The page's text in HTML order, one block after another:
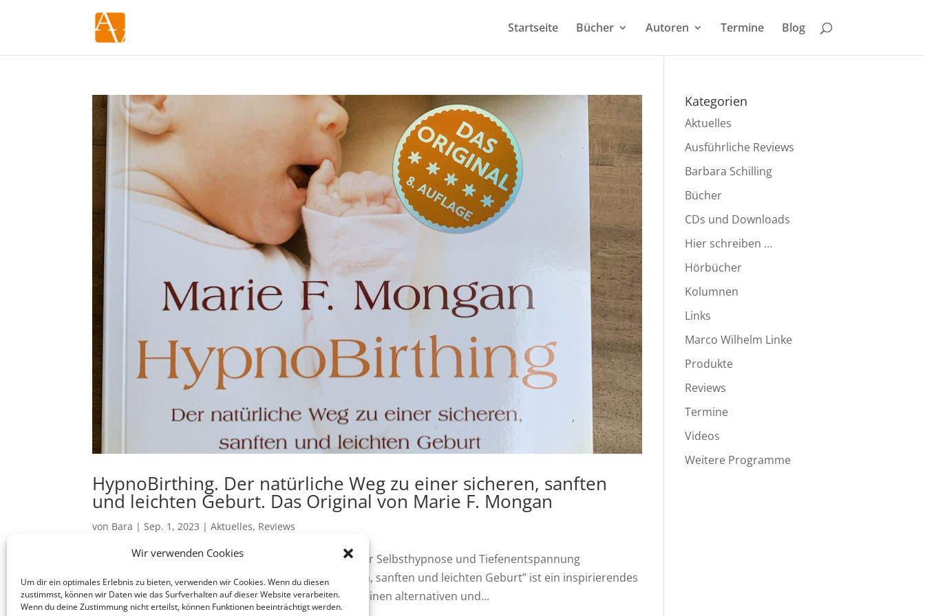
Wir verwenden Cookies
Um dir ein optimales Erlebnis zu bieten, verwenden wir Cookies. Wenn du diesen
zustimmst, können wir Daten wie das Surfverhalten auf dieser Website verarbeiten.
Wenn du deine Zustimmung nicht erteilst, können Funktionen beeinträchtigt werden.
Startseite Bücher Autoren Termine Blog
HypnoBirthing. Der natürliche Weg zu einer sicheren, sanften
und leichten Geburt. Das Original von Marie F. Mongan
von Bara |Sep. 1, 2023 |Aktuelles, Reviews
Wegweisend für eine angstfreie Geburt: Techniken zur Selbsthypnose und Tiefenentspannung
“HypnoBirthing. Der natürliche Weg zu einer sicheren, sanften und leichten Geburt” ist ein inspirierendes
Buch von Marie F. Mongan, das werdenden Müttern einen alternativen und...
Kategorien
Aktuelles
Ausführliche Reviews
Barbara Schilling
Bücher
CDs und Downloads
Hier schreiben …
Hörbücher
Kolumnen
Links
Marco Wilhelm Linke
Produkte
Reviews
Termine
Videos
Weitere Programme